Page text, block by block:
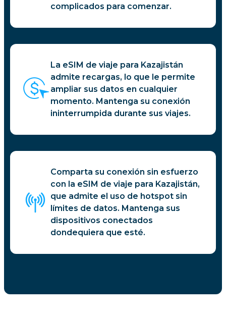
complicados para comenzar.
La eSIM de viaje para Kazajistán
admite recargas, lo que le permite
ampliar sus datos en cualquier
momento. Mantenga su conexión
ininterrumpida durante sus viajes.
Comparta su conexión sin esfuerzo
con la eSIM de viaje para Kazajistán,
que admite el uso de hotspot sin
límites de datos. Mantenga sus
dispositivos conectados
dondequiera que esté.